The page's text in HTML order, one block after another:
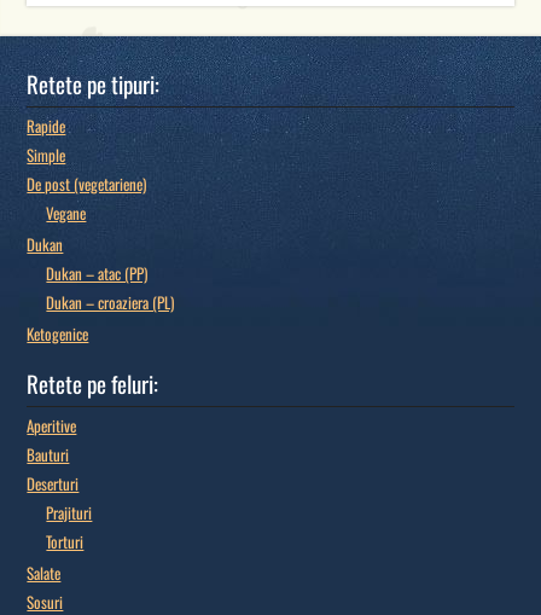
Retete pe tipuri:
Rapide
Simple
De post (vegetariene)
Vegane
Dukan
Dukan – atac (PP)
Dukan – croaziera (PL)
Ketogenice
Retete pe feluri:
Aperitive
Bauturi
Deserturi
Prajituri
Torturi
Salate
Sosuri